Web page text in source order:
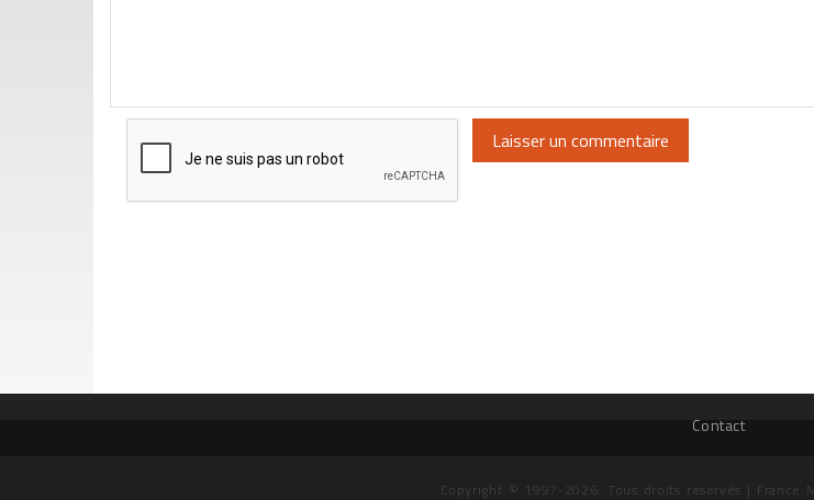
Contact
Copyright © 1997-2026. Tous droits réservés | France